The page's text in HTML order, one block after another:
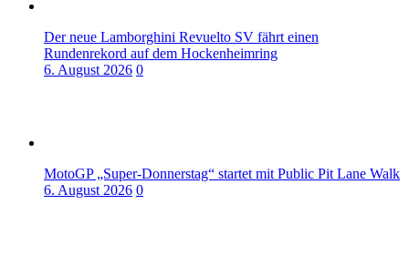
Der neue Lamborghini Revuelto SV fährt einen
Rundenrekord auf dem Hockenheimring
6. August 2026 0
MotoGP „Super-Donnerstag“ startet mit Public Pit Lane Walk
6. August 2026 0